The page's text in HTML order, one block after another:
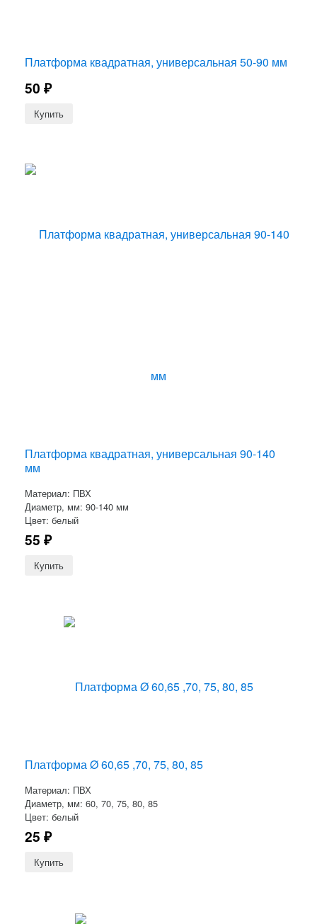
Платформа квадратная, универсальная 50-90 мм
50 ₽
Платформа квадратная, универсальная 90-140
мм
Материал: ПВХ
Диаметр, мм: 90-140 мм
Цвет: белый
55 ₽
Платформа Ø 60,65 ,70, 75, 80, 85
Материал: ПВХ
Диаметр, мм: 60, 70, 75, 80, 85
Цвет: белый
25 ₽